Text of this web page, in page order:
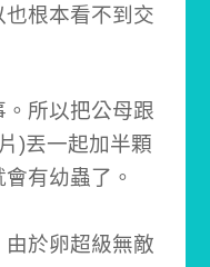
根本看不到交
所以把公母跟
)丟一起加半顆
有幼蟲了。
由於卵超級無敵